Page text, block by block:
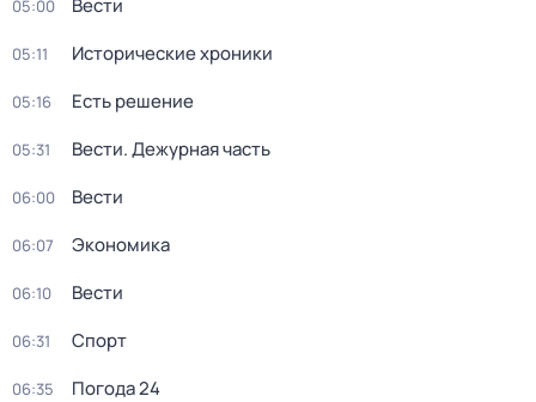
05:00 Вести
05:11 Исторические хроники
05:16 Есть решение
05:31 Вести. Дежурная часть
06:00 Вести
06:07 Экономика
06:10 Вести
06:31 Спорт
06:35 Погода 24